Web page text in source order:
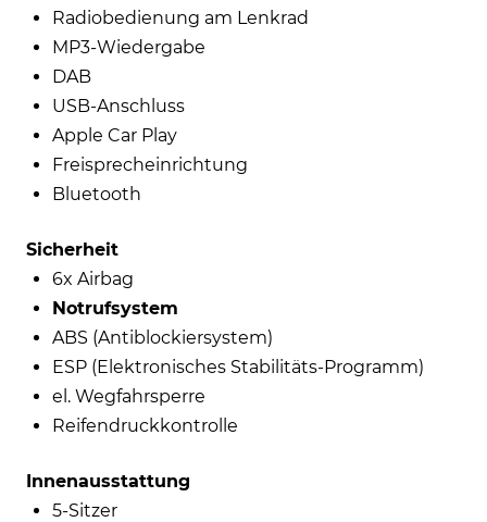
Radiobedienung am Lenkrad
MP3-Wiedergabe
DAB
USB-Anschluss
Apple Car Play
Freisprecheinrichtung
Bluetooth
Sicherheit
6x Airbag
Notrufsystem
ABS (Antiblockiersystem)
ESP (Elektronisches Stabilitäts-Programm)
el. Wegfahrsperre
Reifendruckkontrolle
Innenausstattung
5-Sitzer